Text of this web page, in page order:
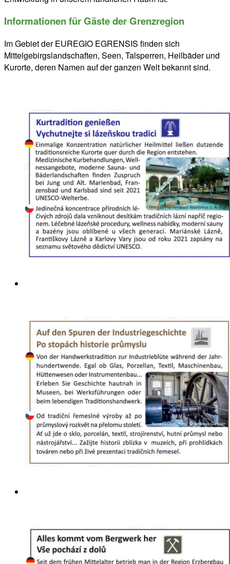
Informationen für Gäste der Grenzregion
Im Gebiet der EUREGIO EGRENSIS finden sich
Mittelgebirgslandschaften, Seen, Talsperren, Heilbäder und
Kurorte, deren Namen auf der ganzen Welt bekannt sind.